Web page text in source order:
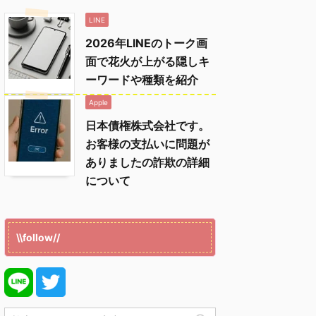
LINE
2026年LINEのトーク画
面で花火が上がる隠しキ
ーワードや種類を紹介
Apple
日本債権株式会社です。
お客様の支払いに問題が
ありましたの詐欺の詳細
について
\\follow//